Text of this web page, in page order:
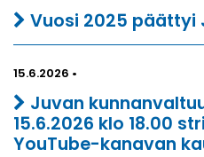
Vuosi 2025 päättyi
15.6.2026 •
Juvan
15.6.2026 klo 18.00
YouTube-kanavan